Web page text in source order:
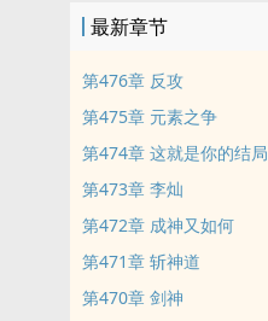
最新章节
第476章 反攻
第475章 元素之争
第474章 这就是你的结
第473章 李灿
第472章 成神又如何
第471章 斩神道
第470章 剑神